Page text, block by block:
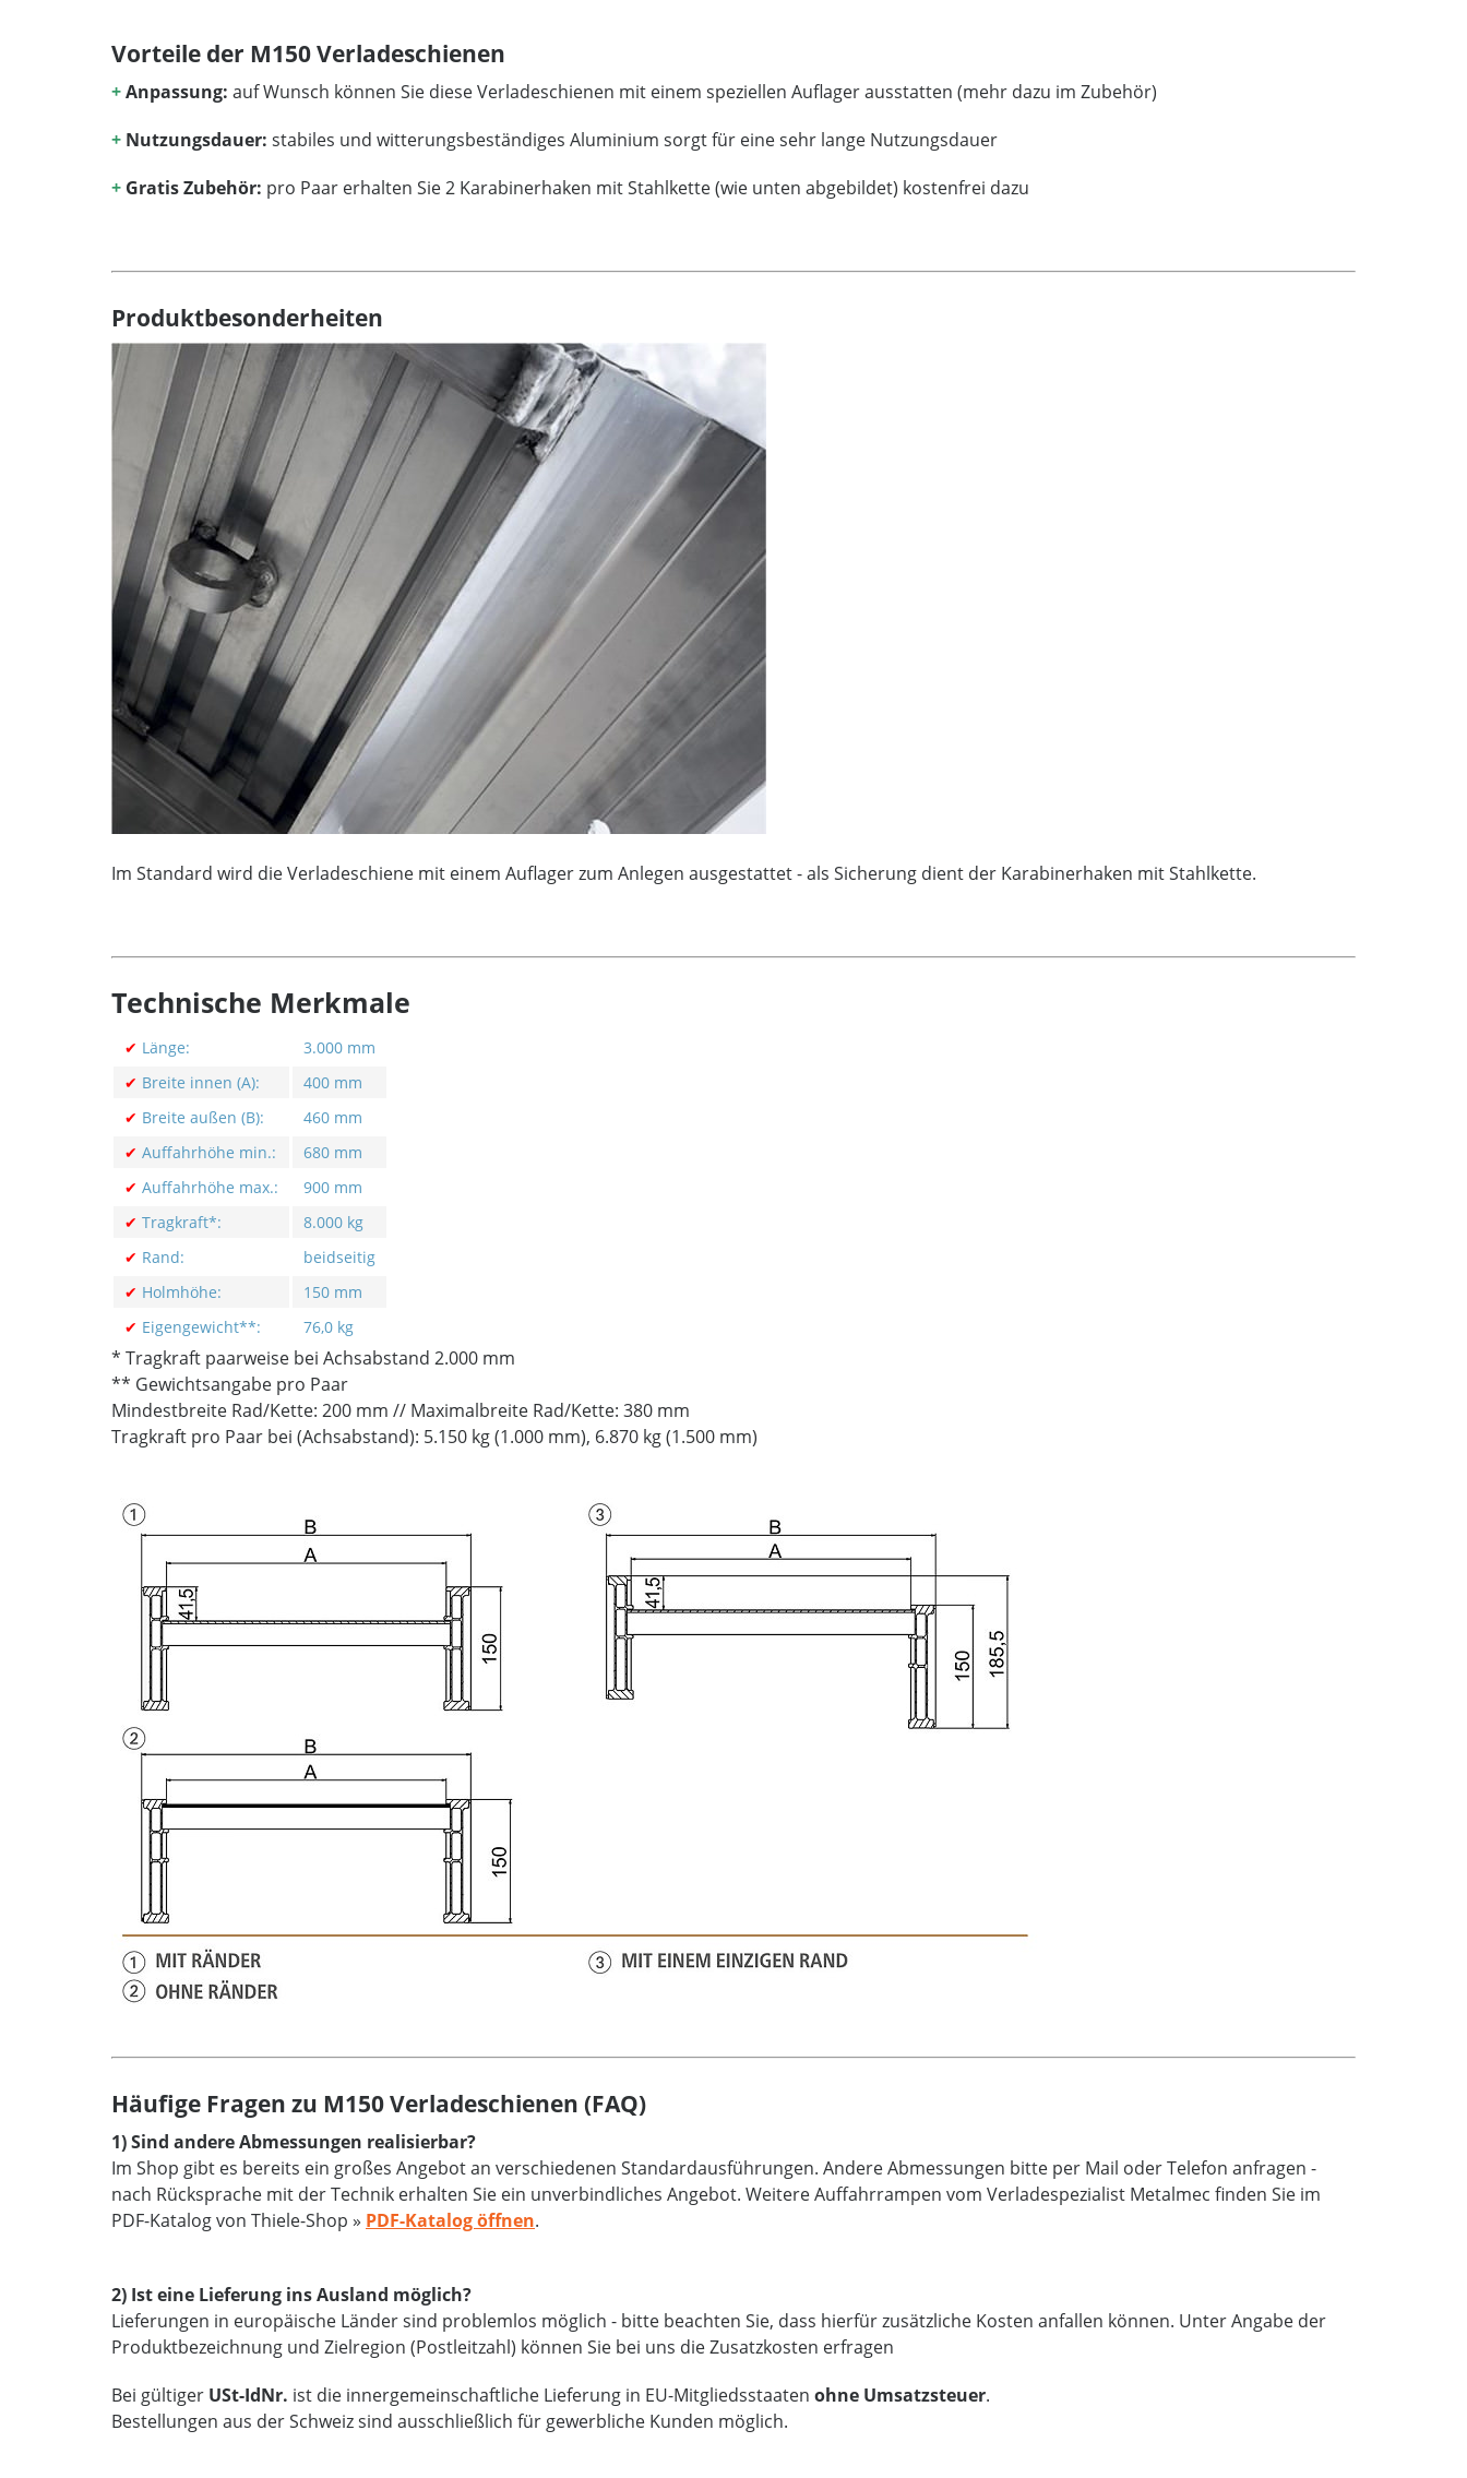
Vorteile der M150 Verladeschienen
+Anpassung: auf Wunsch können Sie diese Verladeschienen mit einem speziellen Auflager ausstatten (mehr dazu im Zubehör)
+ Nutzungsdauer: stabiles und witterungsbeständiges Aluminium sorgt für eine sehr lange Nutzungsdauer
+ Gratis Zubehör: pro Paar erhalten Sie 2 Karabinerhaken mit Stahlkette (wie unten abgebildet) kostenfrei dazu
Produktbesonderheiten
Im Standard wird die Verladeschiene mit einem Auflager zum Anlegen ausgestattet - als Sicherung dient der Karabinerhaken mit Stahlkette.
Technische Merkmale
✔ Länge:
3.000 mm
✔ Breite innen (A):
400 mm
✔ Breite außen (B):
460 mm
✔ Auffahrhöhe min.:
680 mm
✔ Auffahrhöhe max.:
900 mm
✔ Tragkraft*:
8.000 kg
✔ Rand:
beidseitig
✔ Holmhöhe:
150 mm
✔ Eigengewicht**: 76,0 kg
* Tragkraft paarweise bei Achsabstand 2.000 mm
** Gewichtsangabe pro Paar
Mindestbreite Rad/Kette: 200 mm // Maximalbreite Rad/Kette: 380 mm
Tragkraft pro Paar bei (Achsabstand): 5.150 kg (1.000 mm), 6.870 kg (1.500 mm)
Häufige Fragen zu M150 Verladeschienen (FAQ)
1) Sind andere Abmessungen realisierbar?
Im Shop gibt es bereits ein großes Angebot an verschiedenen Standardausführungen. Andere Abmessungen bitte per Mail oder Telefon anfragen -
nach Rücksprache mit der Technik erhalten Sie ein unverbindliches Angebot. Weitere Auffahrrampen vom Verladespezialist Metalmec finden Sie im
PDF-Katalog von Thiele-Shop » PDF-Katalog öffnen.
2) Ist eine Lieferung ins Ausland möglich?
Lieferungen in europäische Länder sind problemlos möglich - bitte beachten Sie, dass hierfür zusätzliche Kosten anfallen können. Unter Angabe der
Produktbezeichnung und Zielregion (Postleitzahl) können Sie bei uns die Zusatzkosten erfragen
Bei gültiger USt-IdNr. ist die innergemeinschaftliche Lieferung in EU-Mitgliedsstaaten ohne Umsatzsteuer.
Bestellungen aus der Schweiz sind ausschließlich für gewerbliche Kunden möglich.